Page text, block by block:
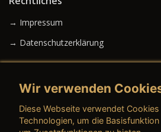
→ Impressum
→ Datenschutzerklärung
→ AGB (Gebrauchtwagen)
Wir verwenden
Diese Webseite verwendet
Technologien, um die